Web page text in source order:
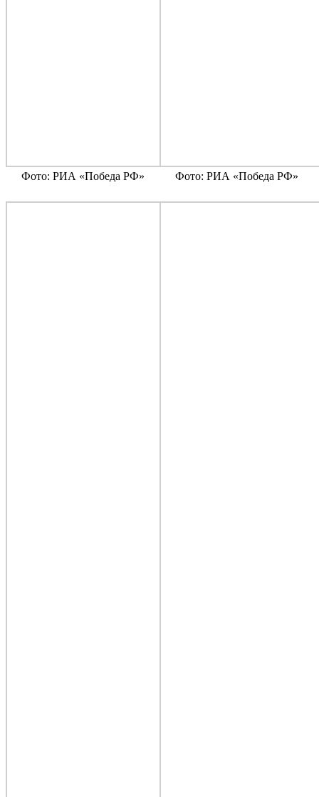
Фото: РИА «Победа РФ» Фото: РИА «Победа РФ»